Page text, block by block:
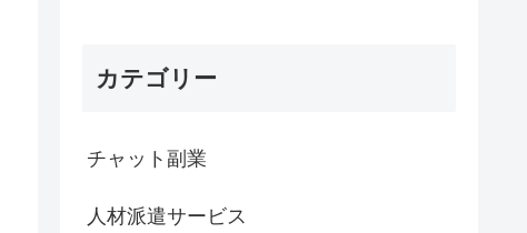
カテゴリー
チャット副業
人材派遣サービス